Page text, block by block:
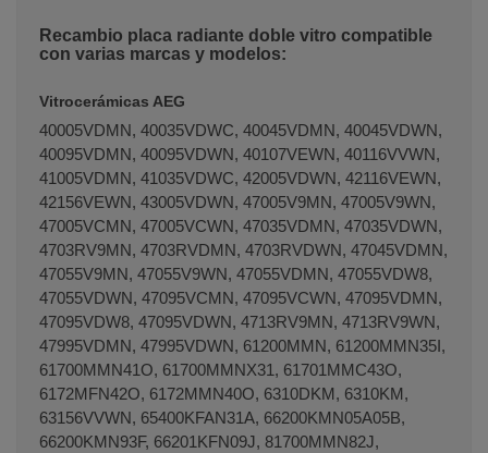
Recambio placa radiante doble vitro compatible
con varias marcas y modelos:
Vitrocerámicas AEG
40005VDMN, 40035VDWC, 40045VDMN, 40045VDWN,
40095VDMN, 40095VDWN, 40107VEWN, 40116VVWN,
41005VDMN, 41035VDWC, 42005VDWN, 42116VEWN,
42156VEWN, 43005VDWN, 47005V9MN, 47005V9WN,
47005VCMN, 47005VCWN, 47035VDMN, 47035VDWN,
4703RV9MN, 4703RVDMN, 4703RVDWN, 47045VDMN,
47055V9MN, 47055V9WN, 47055VDMN, 47055VDW8,
47055VDWN, 47095VCMN, 47095VCWN, 47095VDMN,
47095VDW8, 47095VDWN, 4713RV9MN, 4713RV9WN,
47995VDMN, 47995VDWN, 61200MMN, 61200MMN35I,
61700MMN41O, 61700MMNX31, 61701MMC43O,
6172MFN42O, 6172MMN40O, 6310DKM, 6310KM,
63156VVWN, 65400KFAN31A, 66200KMN05A05B,
66200KMN93F, 66201KFN09J, 81700MMN82J,